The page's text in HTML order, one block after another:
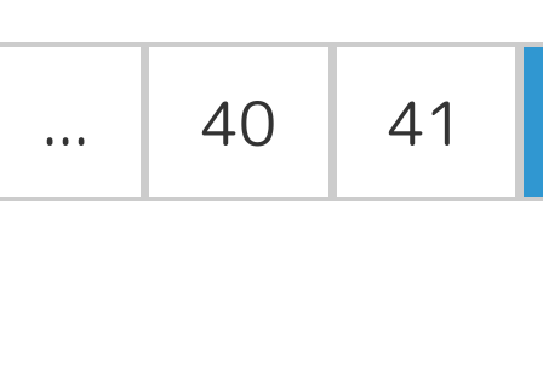
... 40 41